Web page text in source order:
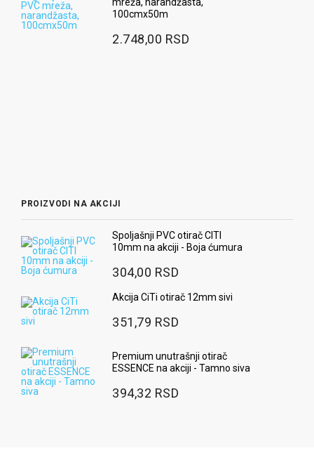
100cmx50m
2.748,00 RSD
PROIZVODI NA AKCIJI
Spoljašnji PVC otirač CITI
10mm na akciji - Boja ćumura
304,00 RSD
Akcija CiTi otirač 12mm sivi
351,79 RSD
Premium unutrašnji otirač
ESSENCE na akciji - Tamno siva
394,32 RSD